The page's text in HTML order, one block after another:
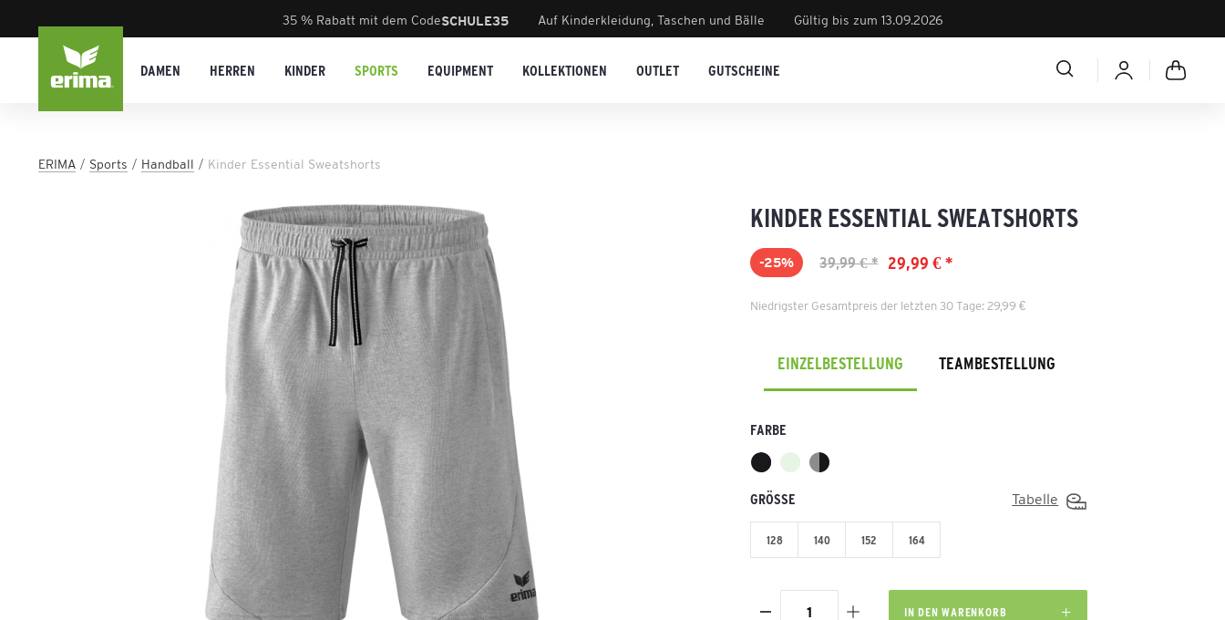
35 % Rabatt mit dem CodeSCHULE35 Auf Kinderkleidung, Taschen und Bälle Gültig bis zum 13.09.2026
DAMEN HERREN KINDER SPORTS EQUIPMENT KOLLEKTIONEN OUTLET GUTSCHEINE
ERIMA Sports Handball Kinder Essential Sweatshorts
KINDER ESSENTIAL SWEATSHORTS
29,99 € *
39,99 € *
-25%
Niedrigster Gesamtpreis der letzten 30 Tage: 29,99 €
EINZELBESTELLUNG TEAMBESTELLUNG
FARBE
GRÖSSE Tabelle
128 140 152 164
IN DEN WARENKORB